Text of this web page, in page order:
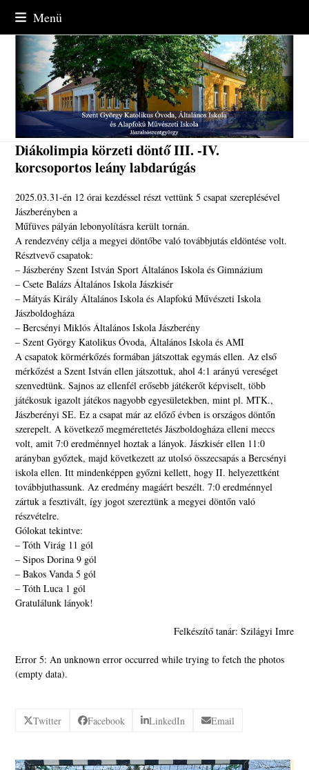
content
Menü
Diákolimpia körzeti döntő III. -IV.
korcsoportos leány labdarúgás
2025.03.31-én 12 órai kezdéssel részt vettünk 5 csapat szereplésével
Jászberényben a
Műfüves pályán lebonyolításra került tornán.
A rendezvény célja a megyei döntőbe való továbbjutás eldöntése volt.
Résztvevő csapatok:
– Jászberény Szent István Sport Általános Iskola és Gimnázium
– Csete Balázs Általános Iskola Jászkisér
– Mátyás Király Általános Iskola és Alapfokú Művészeti Iskola
Jászboldogháza
– Bercsényi Miklós Általános Iskola Jászberény
– Szent György Katolikus Óvoda, Általános Iskola és AMI
A csapatok körmérkőzés formában játszottak egymás ellen. Az első
mérkőzést a Szent István ellen játszottuk, ahol 4:1 arányú vereséget
szenvedtünk. Sajnos az ellenfél erősebb játékerőt képviselt, több
játékosuk igazolt játékos nagyobb egyesületekben, mint pl. MTK.,
Jászberényi SE. Ez a csapat már az előző évben is országos döntőn
szerepelt. A következő megmérettetés Jászboldogháza elleni meccs
volt, amit 7:0 eredménnyel hoztak a lányok. Jászkisér ellen 11:0
arányban győztek, majd következett az utolsó összecsapás a Bercsényi
iskola ellen. Itt mindenképpen győzni kellett, hogy II. helyezettként
továbbjuthassunk. Az eredmény magáért beszélt. 7:0 eredménnyel
zártuk a fesztivált, így jogot szereztünk a megyei döntőn való
részvételre.
Gólokat tekintve:
– Tóth Virág 11 gól
– Sipos Dorina 9 gól
– Bakos Vanda 5 gól
– Tóth Luca 1 gól
Gratulálunk lányok!
Felkészítő tanár: Szilágyi Imre
Error 5: An unknown error occurred while trying to fetch the photos
(empty data).
Twitter Facebook LinkedIn Email